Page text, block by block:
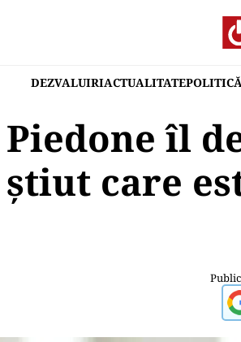
DEZVALUIRIACTUALITATE
Piedone îl
știut care